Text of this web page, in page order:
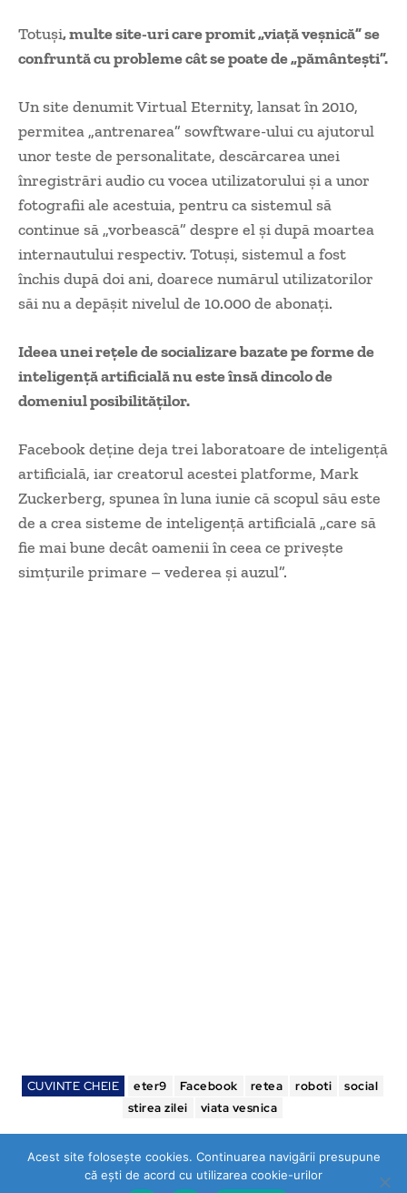
Totuşi, multe site-uri care promit „viaţă veşnică” se
confruntă cu probleme cât se poate de „pământeşti”.
Un site denumit Virtual Eternity, lansat în 2010,
permitea „antrenarea” sowftware-ului cu ajutorul
unor teste de personalitate, descărcarea unei
înregistrări audio cu vocea utilizatorului şi a unor
fotografii ale acestuia, pentru ca sistemul să
continue să „vorbească” despre el şi după moartea
internautului respectiv. Totuşi, sistemul a fost
închis după doi ani, doarece numărul utilizatorilor
săi nu a depăşit nivelul de 10.000 de abonaţi.
Ideea unei reţele de socializare bazate pe forme de
inteligenţă artificială nu este însă dincolo de
domeniul posibilităţilor.
Facebook deţine deja trei laboratoare de inteligenţă
artificială, iar creatorul acestei platforme, Mark
Zuckerberg, spunea în luna iunie că scopul său este
de a crea sisteme de inteligenţă artificială „care să
fie mai bune decât oamenii în ceea ce priveşte
simţurile primare – vederea şi auzul”.
CUVINTE CHEIE eter9 Facebook retea roboti
social
stirea zilei
viata vesnica
Acest site folosește cookies. Continuarea navigării presupune
că ești de acord cu utilizarea cookie-urilor